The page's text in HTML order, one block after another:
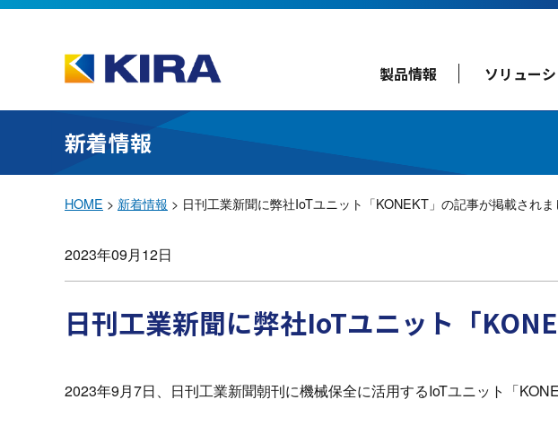
製品情報 ソリュー
新着情報
HOME > 新着情報 > 日刊工業新聞に弊社IoTユニット「KONEKT」の記事が掲載されま
2023年09月12日
日刊工業新聞に弊社IoTユニット「
2023年9月7日、日刊工業新聞朝刊に機械保全に活用するIoTユニット「